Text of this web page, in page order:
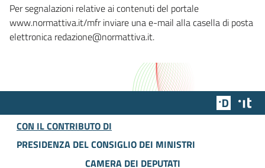
Per segnalazioni relative ai contenuti del portale
www.normattiva.it/mfr inviare una e-mail alla casella di posta
elettronica redazione@normattiva.it.
Team
CON IL CONTRIBUTO DI
PRESIDENZA DEL CONSIGLIO DEI MINISTRI
CAMERA DEI DEPUTATI